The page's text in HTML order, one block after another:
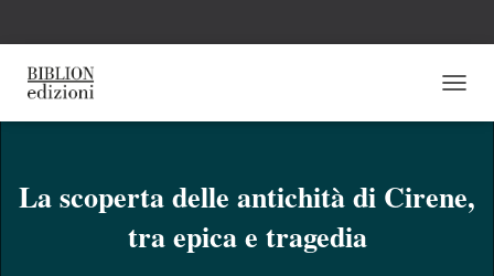
A
A
La scoperta delle antichità di Cirene,
tra epica e tragedia